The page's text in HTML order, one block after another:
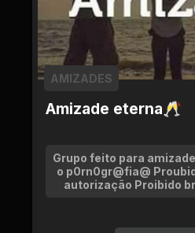
Amizade eterna🥂
AMIZADES
Grupo feito para
o p0rn0gr@fia@
autorização Proibido